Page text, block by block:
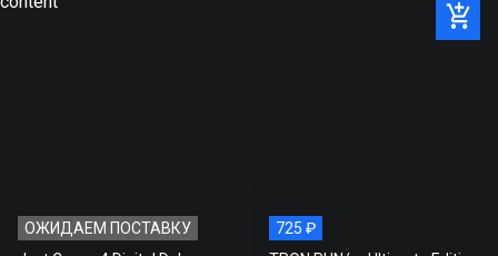
ОЖИДАЕМ ПОСТАВКУ
725 ₽